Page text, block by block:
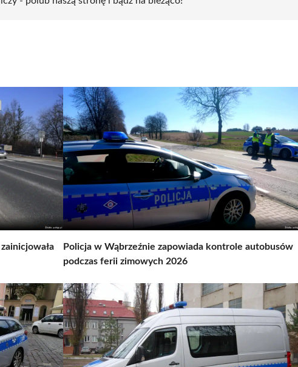
Policja w Wąbrzeźnie zapowiada kontrole autobusów
podczas ferii zimowych 2026